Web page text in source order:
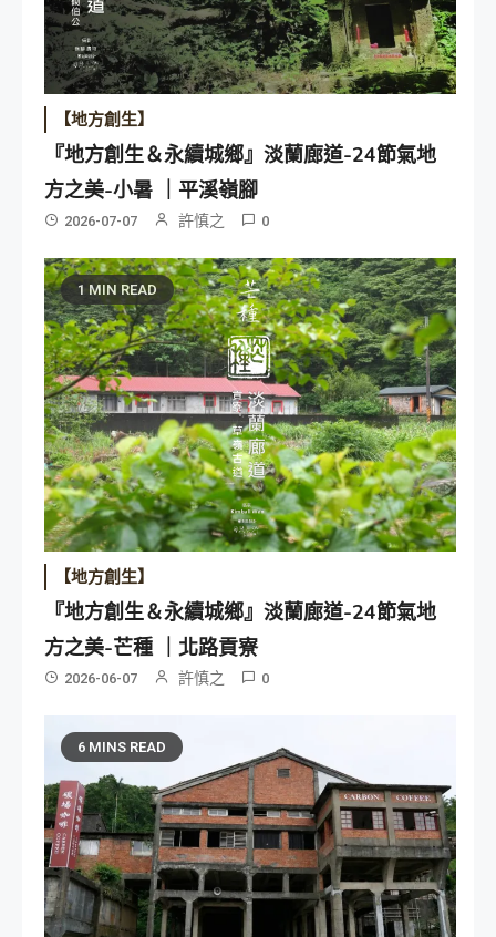
【地方創生】
『地方創生＆永續城鄉』淡蘭廊道-24節氣地
方之美-小暑 ｜平溪嶺腳
2026-07-07 許慎之 0
1 MIN READ
【地方創生】
『地方創生＆永續城鄉』淡蘭廊道-24節氣地
方之美-芒種 ｜北路貢寮
2026-06-07 許慎之 0
6 MINS READ